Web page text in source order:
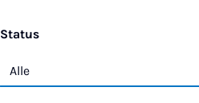
Status